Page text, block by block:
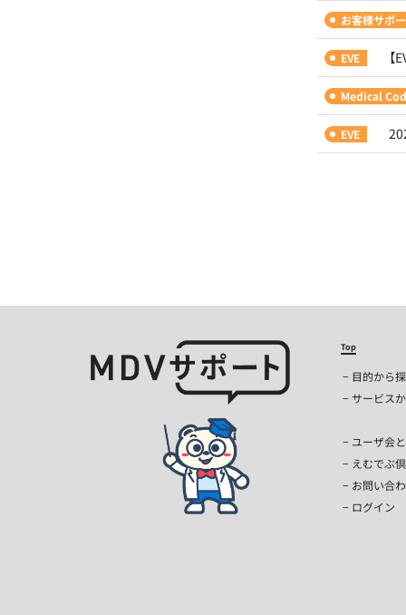
お客様サポ
EVE 【
Medical
EVE
Top
目的から
サービス
ユーザ会
えむでぶ
お問い合
ログイン